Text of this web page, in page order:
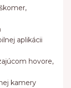
aplikácii
hovore,
kamery